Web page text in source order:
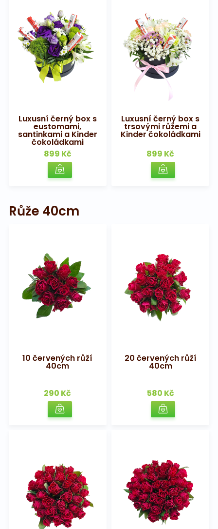
Luxusní černý box s
eustomami,
santinkami a Kinder
čokoládkami
899 Kč
Luxusní černý box s
trsovými růžemi a
Kinder čokoládkami
899 Kč
Růže 40cm
10 červených růží
40cm
290 Kč
20 červených růží
40cm
580 Kč